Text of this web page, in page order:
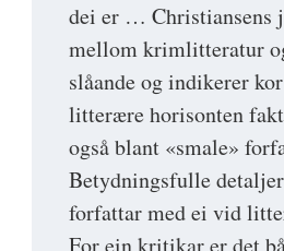
dei er … Christiansens
mellom krimlitteratur
slåande og indikerer
litterære horisonten
også blant «smale»
Betydningsfulle
forfattar med ei vid
For ein kritikar er det